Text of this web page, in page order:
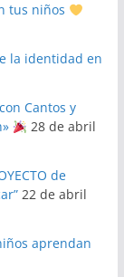
tus niños
la identidad en
Cantos y
28 de abril
de
22 de abril
aprendan